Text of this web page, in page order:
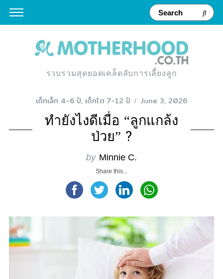
รวบรวมสุดยอดเคล็ดลับการเลี้ยงลูก
เด็กเล็ก 4-6 ปี, เด็กโต 7-12 ปี June 3, 2026
ทำยังไงดีเมื่อ “ลูกแกล้ง
ป่วย” ?
by Minnie C.
Share this...